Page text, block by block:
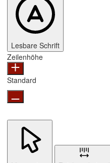
Lesbare Schrift
Zeilenhöhe
Standard